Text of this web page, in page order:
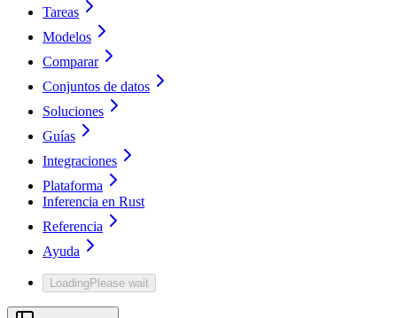
Tareas
Modelos
Comparar
Conjuntos de datos
Soluciones
Guías
Integraciones
Plataforma
Inferencia en Rust
Referencia
Ayuda
LoadingPlease wait